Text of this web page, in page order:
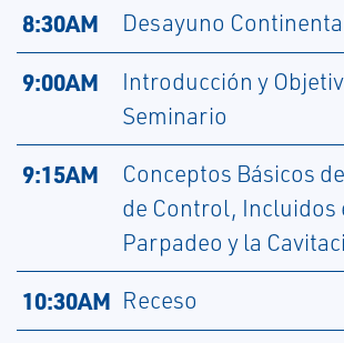
8:30AM Desayuno
9:00AM
Introducción y
Seminario
9:15AM
Conceptos Básicos
de Control, Incluidos
Parpadeo y la
10:30AM Receso